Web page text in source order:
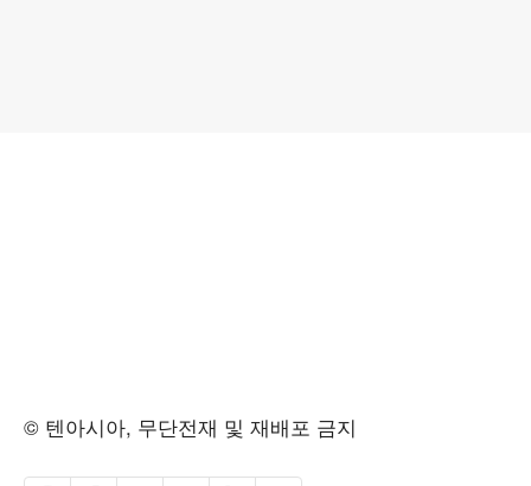
© 텐아시아, 무단전재 및 재배포 금지